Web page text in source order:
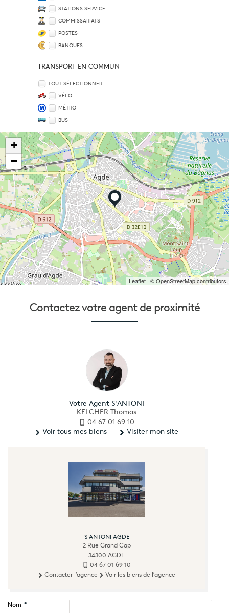
STATIONS SERVICE
COMMISSARIATS
POSTES
BANQUES
TRANSPORT EN COMMUN
TOUT SÉLECTIONNER
VÉLO
MÉTRO
BUS
+
−
Leaflet | © OpenStreetMap contributors
Contactez votre agent de proximité
Votre Agent S'ANTONI
KELCHER Thomas
04 67 01 69 10
Voir tous mes biens
Visiter mon site
S'ANTONI AGDE
2 Rue Grand Cap
34300 AGDE
04 67 01 69 10
Contacter l'agence
Voir les biens de l'agence
Nom *